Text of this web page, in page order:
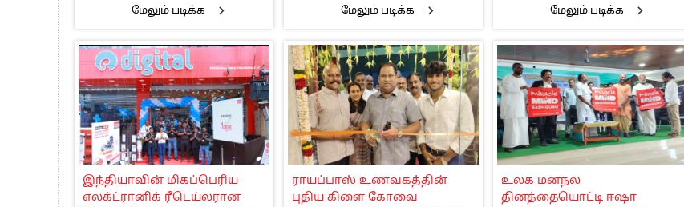
மேலும் படிக்க மேலும் படிக்க மேலும் படிக்க
இந்தியாவின் மிகப்பெரிய
எலக்ட்ரானிக் ரீடெய்லரான
ராயப்பாஸ் உணவகத்தின்
புதிய கிளை கோவை
உலக மனநல
தினத்தையொட்டி ஈஷா